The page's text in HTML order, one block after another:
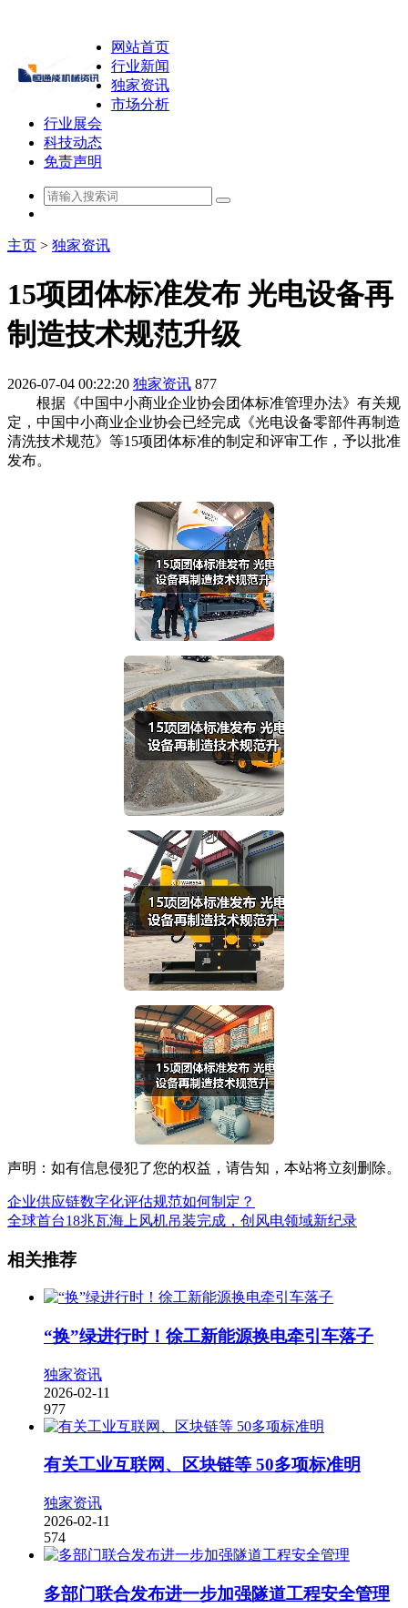
网站首页
行业新闻
独家资讯
市场分析
行业展会
科技动态
免责声明
主页 > 独家资讯
15项团体标准发布 光电设备再
制造技术规范升级
2026-07-04 00:22:20 独家资讯 877
根据《中国中小商业企业协会团体标准管理办法》有关规
定，中国中小商业企业协会已经完成《光电设备零部件再制造
清洗技术规范》等15项团体标准的制定和评审工作，予以批准
发布。
声明：如有信息侵犯了您的权益，请告知，本站将立刻删除。
企业供应链数字化评估规范如何制定？
全球首台18兆瓦海上风机吊装完成，创风电领域新纪录
相关推荐
“换”绿进行时！徐工新能源换电牵引车落子
独家资讯
2026-02-11
977
有关工业互联网、区块链等 50多项标准明
独家资讯
2026-02-11
574
多部门联合发布进一步加强隧道工程安全管理